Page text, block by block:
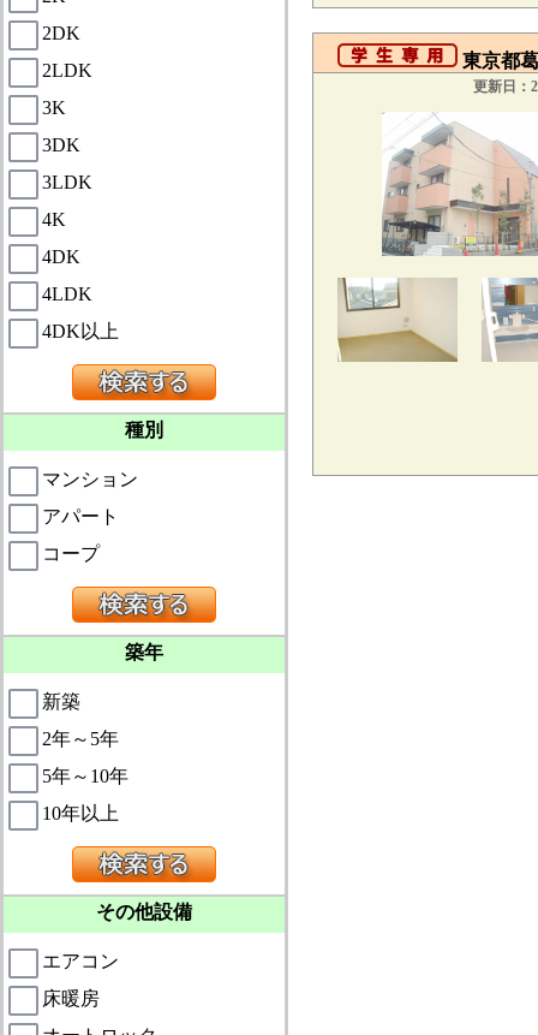
2DK
2LDK
3K
3DK
3LDK
4K
4DK
4LDK
4DK以上
種別
マンション
アパート
コープ
築年
新築
2年～5年
5年～10年
10年以上
その他設備
エアコン
床暖房
東京都
更新日：